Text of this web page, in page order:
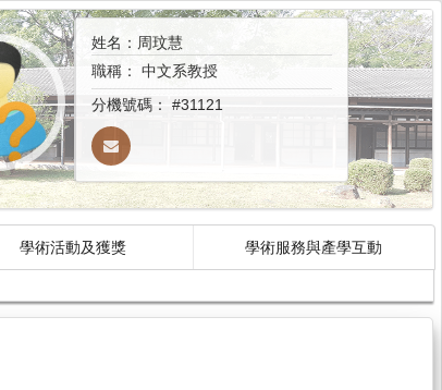
姓名：周玟慧
職稱： 中文系教授
分機號碼： #31121
學術活動及獲獎 學術服務與產學互動